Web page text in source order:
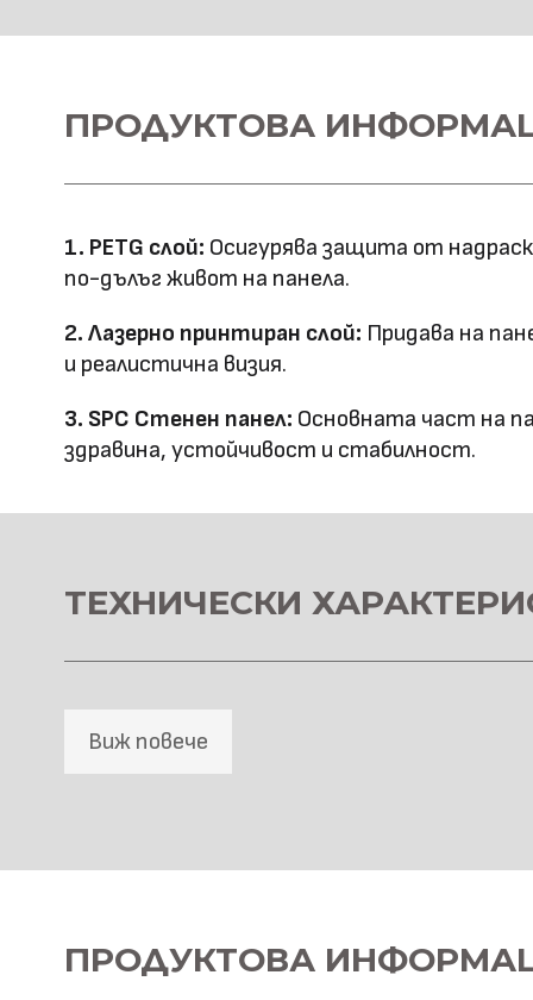
напречно сечение
SPC+PETG
Дебелина: 5
технология
Лазерно принтиране
Оценка за
ефективност
Клас на горимост
Предимства водоустойчив &
Метод на
Фрезовано снаждане /
ПРОДУКТОВА
1. PETG слой: Осигурява защита от
по-дълъг живот на панела.
2. Лазерно принтиран слой: Придава на
и реалистична визия.
3. SPC Стенен панел: Основната част на
здравина, устойчивост и стабилност.
ТЕХНИЧЕСКИ
Виж повече
напречно сечение
WPC+PETG
ПРОДУКТОВА